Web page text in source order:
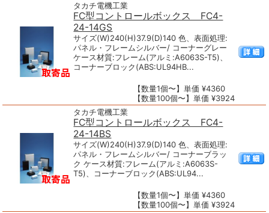
タカチ電機工業
FC型コントロールボックス FC4-
24-14GS
サイズ(W)240(H)37.9(D)140 色、表面処理:
パネル・フレームシルバー/ コーナーグレー
ケース材質:フレーム(アルミ:A6063S-T5)、
コーナーブロック(ABS:UL94HB...
【数量1個〜】単価 ¥4360
【数量100個〜】単価 ¥3924
タカチ電機工業
FC型コントロールボックス FC4-
24-14BS
サイズ(W)240(H)37.9(D)140 色、表面処理:
パネル・フレームシルバー/ コーナーブラッ
ク ケース材質:フレーム(アルミ:A6063S-
T5)、コーナーブロック(ABS:UL94...
【数量1個〜】単価 ¥4360
【数量100個〜】単価 ¥3924